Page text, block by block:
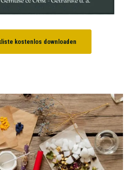
kostenlos downloaden